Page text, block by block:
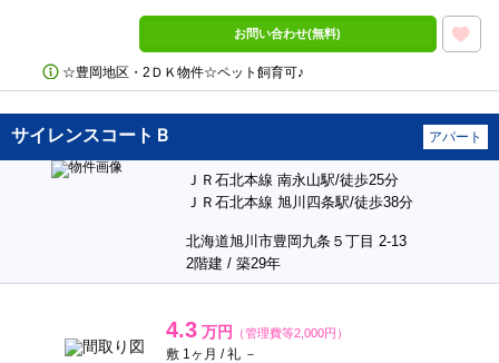
お問い合わせ(無料)
☆豊岡地区・2ＤＫ物件☆ペット飼育可♪
サイレンスコートＢ アパート
ＪＲ石北本線 南永山駅/徒歩25分
ＪＲ石北本線 旭川四条駅/徒歩38分
北海道旭川市豊岡九条５丁目 2-13
2階建 / 築29年
4.3 万円 （管理費等2,000円）
敷 1ヶ月 / 礼 －